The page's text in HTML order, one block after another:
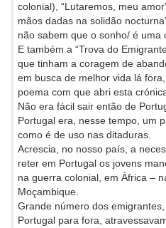
colonial), “Lutaremos, meu
mãos dadas na solidão
não sabem que o sonho/ é
E também a “Trova do
que tinham a coragem de
em busca de melhor vida lá
poema com que abri esta
Não era fácil sair então de
Portugal era, nesse tempo, um
como é de uso nas ditaduras.
Acrescia, no nosso país, a
reter em Portugal os jovens
na guerra colonial, em África –
Moçambique.
Grande número dos
Portugal para fora,